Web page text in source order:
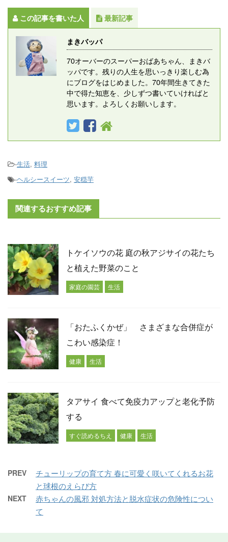
この記事を書いた人 最新記事
まきバッパ
70オーバーのスーパーおばあちゃん、まきバ
ッパです。残りの人生を思いっきり楽しむ為
にブログをはじめました。70年間生きてきた
中で得た知恵を、少しずつ書いていければと
思います。よろしくお願いします。
-生活, 料理
-ヘルシースイーツ, 安穏芋
関連するおすすめ記事
トケイソウの花 庭の秋アジサイの花たち
と植えた野菜のこと
家庭の園芸 生活
「おたふくかぜ」 さまざまな合併症が
こわい感染症！
健康 生活
タアサイ 食べて免疫力アップと老化予防
する
すぐ読めるちえ 健康 生活
PREV
チューリップの育て方 春に可愛く咲いてくれるお花
と球根のえらび方
NEXT
赤ちゃんの風邪 対処方法と脱水症状の危険性につい
て